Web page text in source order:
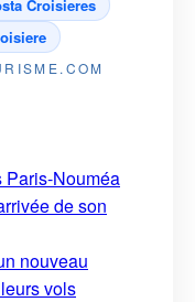
Croisieres
Paris-Nouméa
de son
nouveau
vols